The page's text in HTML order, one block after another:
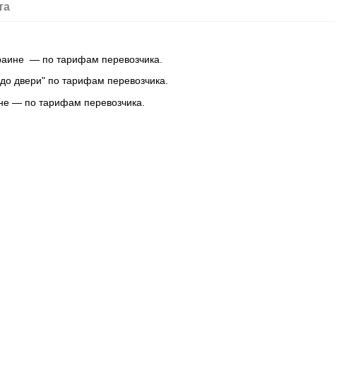
— по тарифам перевозчика.
двери" по тарифам перевозчика.
— по тарифам перевозчика.